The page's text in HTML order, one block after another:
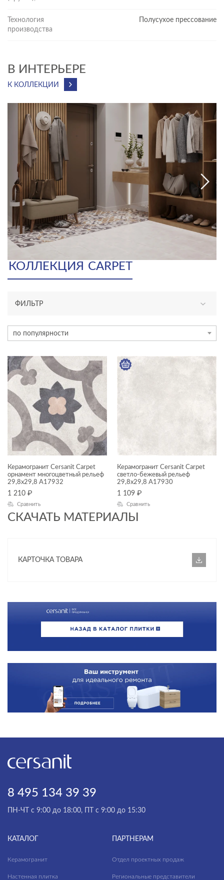
Технология
производства
Полусухое прессование
В ИНТЕРЬЕРЕ
К КОЛЛЕКЦИИ
СКАЧАТЬ МАТЕРИАЛЫ
КАРТОЧКА ТОВАРА
КОЛЛЕКЦИЯ CARPET
ФИЛЬТР
керамогранит
ЦЕНА, ₽
ЦВЕТ
ФОРМАТ ПЛИТКИ, СМ
ДИЗАЙН
Carpet
ТИП ПОВЕРХНОСТИ
МАТЕРИАЛ
по популярности
Керамогранит Cersanit Carpet
орнамент многоцветный рельеф
29,8x29,8 A17932
1 210 ₽
Сравнить
Керамогранит Cersanit Carpet
светло-бежевый рельеф
29,8x29,8 A17930
1 109 ₽
Сравнить
8 495 134 39 39
ПН-ЧТ с 9:00 до 18:00, ПТ с 9:00 до 15:30
КАТАЛОГ
Керамогранит
Настенная плитка
ПАРТНЕРАМ
Отдел проектных продаж
Региональные представители